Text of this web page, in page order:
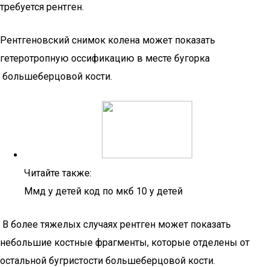
требуется рентген.
Рентгеновский снимок колена может показать
гетеротропную оссификацию в месте бугорка
большеберцовой кости.
Читайте также:
Ммд у детей код по мкб 10 у детей
В более тяжелых случаях рентген может показать
небольшие костные фрагменты, которые отделены от
остальной бугристости большеберцовой кости.